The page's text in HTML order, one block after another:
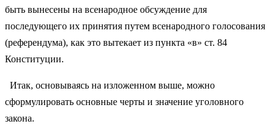
быть вынесены на всенародное обсуждение для
последующего их принятия путем всенародного голосования
(референдума), как это вытекает из пункта «в» ст. 84
Конституции.
Итак, основываясь на изложенном выше, можно
сформулировать основные черты и значение уголовного
закона.